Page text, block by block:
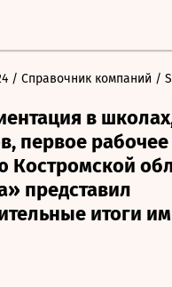
/ Справочник компаний /
в
первое
Костромской
представил
итоги